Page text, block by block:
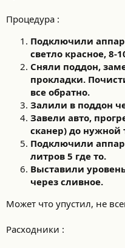
Процедура :
Подключили
светло красное, 8-
Сняли поддон,
прокладки.
все обратно.
Залили в поддон
Завели авто,
сканер) до нужной
Подключили
литров 5 где то.
Выставили
через сливное.
Может что упустил, не
Расходники :